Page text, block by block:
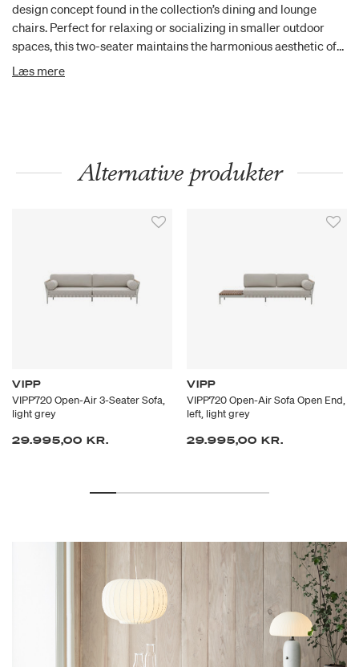
design concept found in the collection’s dining and lounge
chairs. Perfect for relaxing or socializing in smaller outdoor
spaces, this two-seater maintains the harmonious aesthetic of
the series. Add cushions for a plush, cozy seating experience.
Læs mere
Alternative produkter
VIPP
VIPP720 Open-Air 3-Seater Sofa,
light grey
29.995,00 KR.
VIPP
VIPP720 Open-Air Sofa Open End,
left, light grey
29.995,00 KR.